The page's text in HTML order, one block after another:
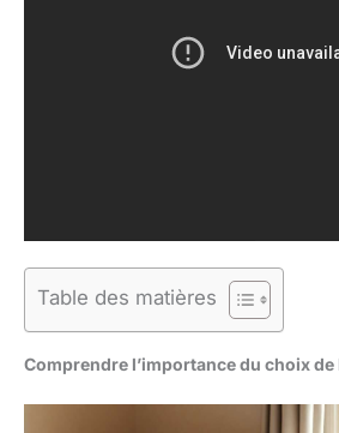
Table des matières
Comprendre l’importance du choix de